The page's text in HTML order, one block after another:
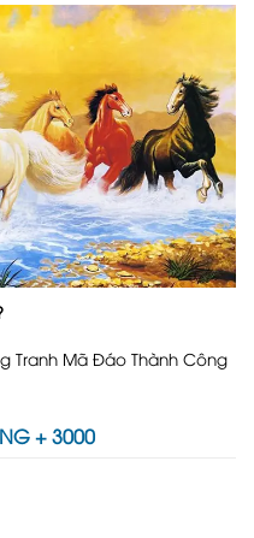
Tranh Mã Đáo Thành Công
+ 3000